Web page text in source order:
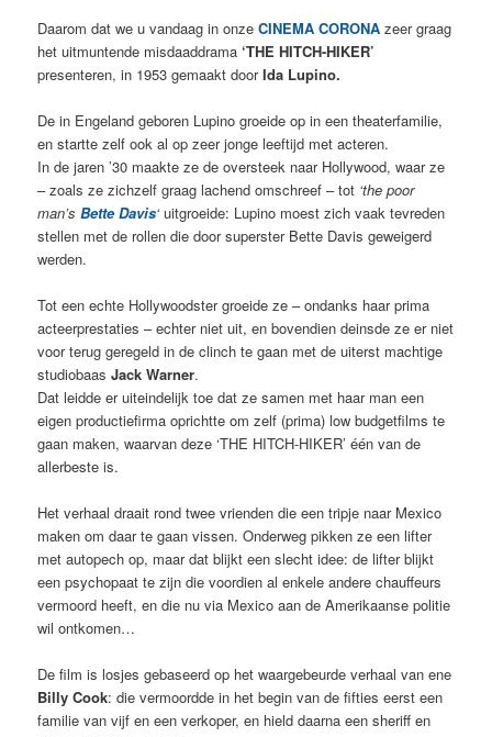
Daarom dat we u vandaag in onzeCINEMA CORONA zeer graag
het uitmuntende misdaaddrama‘THE HITCH-HIKER’
presenteren, in 1953 gemaakt doorIda Lupino.
De in Engeland geboren Lupino groeide op in een theaterfamilie,
en startte zelf ook al op zeer jonge leeftijd met acteren.
In de jaren ’30 maakte ze de oversteek naar Hollywood, waar ze
– zoals ze zichzelf graag lachend omschreef – tot ‘the poor
man’sBette Davis‘uitgroeide: Lupino moest zich vaak tevreden
stellen met de rollen die door superster Bette Davis geweigerd
werden.
Tot een echte Hollywoodster groeide ze – ondanks haar prima
acteerprestaties – echter niet uit, en bovendien deinsde ze er niet
voor terug geregeld in de clinch te gaan met de uiterst machtige
studiobaasJack Warner.
Dat leidde er uiteindelijk toe dat ze samen met haar man een
eigen productiefirma oprichtte om zelf (prima) low budgetfilms te
gaan maken, waarvan deze ‘THE HITCH-HIKER’ één van de
allerbeste is.
Het verhaal draait rond twee vrienden die een tripje naar Mexico
maken om daar te gaan vissen. Onderweg pikken ze een lifter
met autopech op, maar dat blijkt een slecht idee: de lifter blijkt
een psychopaat te zijn die voordien al enkele andere chauffeurs
vermoord heeft, en die nu via Mexico aan de Amerikaanse politie
wil ontkomen…
De film is losjes gebaseerd op het waargebeurde verhaal van ene
Billy Cook: die vermoordde in het begin van de fifties eerst een
familie van vijf en een verkoper, en hield daarna een sheriff en